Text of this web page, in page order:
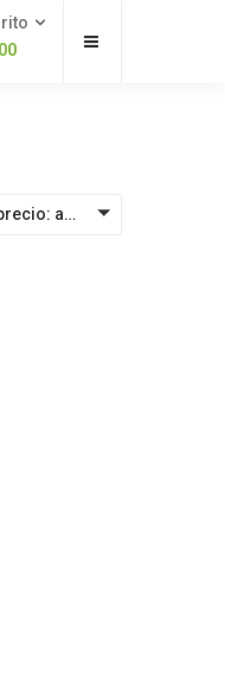
Ordenar por precio: alto a bajo